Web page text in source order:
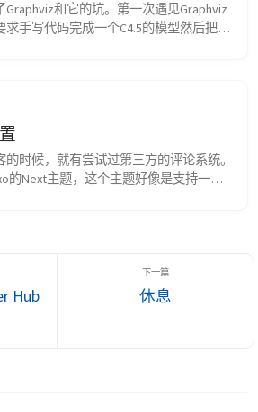
和它的坑。第一次遇见Graphviz
手写代码完成一个C4.5的模型然后把决
Graphviz，摘自Graphviz官网。 ...
时候，就有尝试过第三方的评论系统。
的Next主题，这个主题好像是支持一些
对评论数据是直接保管的。...
Hub
休息